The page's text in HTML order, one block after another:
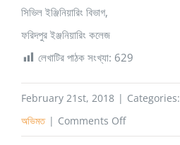
সিভিল ইঞ্জিনিয়ারিং বিভাগ,
ফরিদপুর ইঞ্জনিয়ারিং কলেজ
লেখাটির পাঠক সংখ্যা: 629
February 21st, 2018 | Categories:
অভিমত | Comments Offon